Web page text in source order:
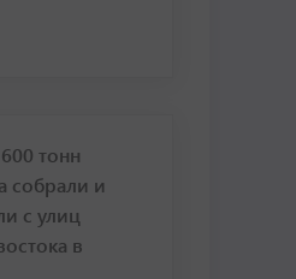
тонн
собрали и
с улиц
в